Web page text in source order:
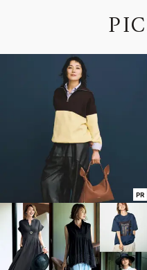
PIC
PR